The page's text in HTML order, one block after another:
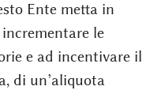
Ente metta in
le
e ad incentivare il
di un’aliquota